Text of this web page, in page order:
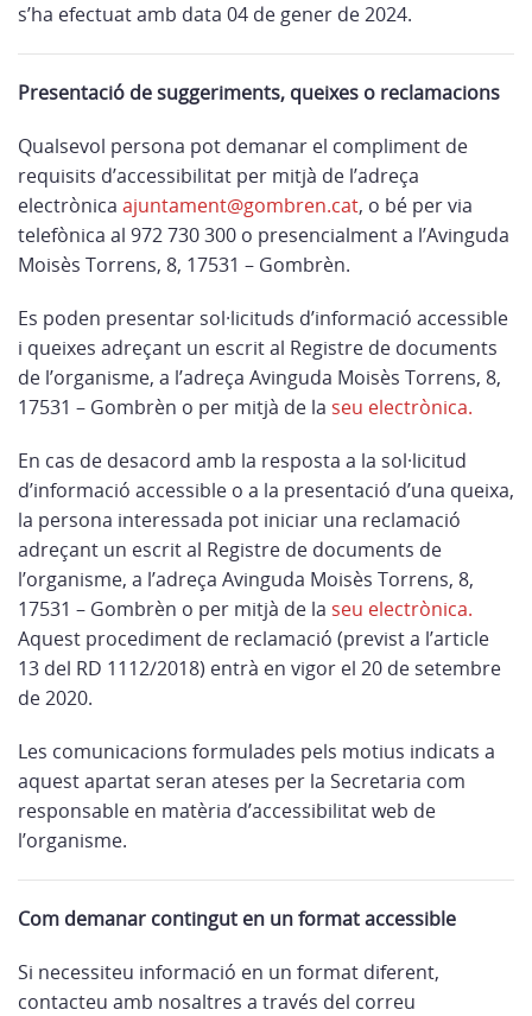
s’ha efectuat amb data 04 de gener de 2024.
Presentació de suggeriments, queixes o reclamacions
Qualsevol persona pot demanar el compliment de
requisits d’accessibilitat per mitjà de l’adreça
electrònica ajuntament@gombren.cat, o bé per via
telefònica al 972 730 300 o presencialment a l’Avinguda
Moisès Torrens, 8, 17531 – Gombrèn.
Es poden presentar sol·licituds d’informació accessible
i queixes adreçant un escrit al Registre de documents
de l’organisme, a l’adreça Avinguda Moisès Torrens, 8,
17531 – Gombrèn o per mitjà de la seu electrònica.
En cas de desacord amb la resposta a la sol·licitud
d’informació accessible o a la presentació d’una queixa,
la persona interessada pot iniciar una reclamació
adreçant un escrit al Registre de documents de
l’organisme, a l’adreça Avinguda Moisès Torrens, 8,
17531 – Gombrèn o per mitjà de la seu electrònica.
Aquest procediment de reclamació (previst a l’article
13 del RD 1112/2018) entrà en vigor el 20 de setembre
de 2020.
Les comunicacions formulades pels motius indicats a
aquest apartat seran ateses per la Secretaria com
responsable en matèria d’accessibilitat web de
l’organisme.
Com demanar contingut en un format accessible
Si necessiteu informació en un format diferent,
contacteu amb nosaltres a través del correu